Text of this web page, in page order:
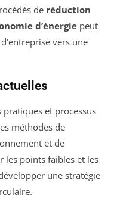
de réduction
d’énergie peut
vers une
pratiques et processus
méthodes de
et de
les points faibles et les
une stratégie